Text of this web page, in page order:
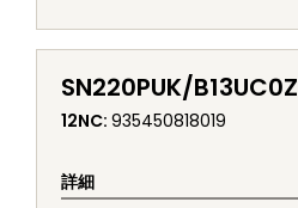
SN220PUK/B13UC0Z
12NC: 935450818019
詳細